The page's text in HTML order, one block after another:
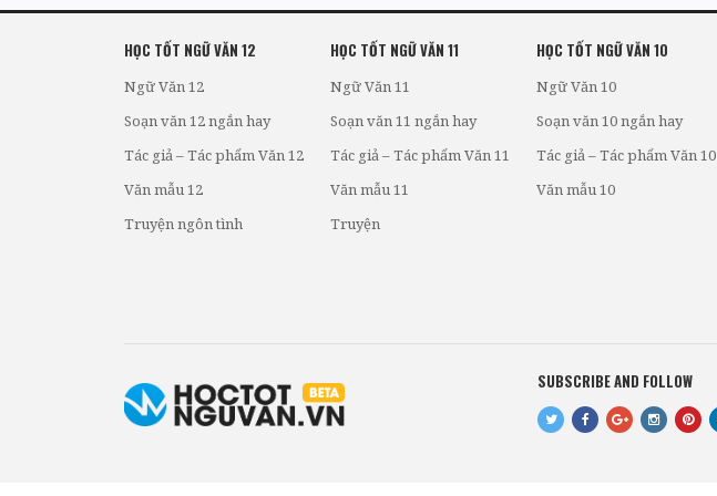
HỌC TỐT NGỮ VĂN 12
Ngữ Văn 12
Soạn văn 12 ngắn hay
Tác giả – Tác phẩm Văn 12
Văn mẫu 12
Truyện ngôn tình
HỌC TỐT NGỮ VĂN 11
Ngữ Văn 11
Soạn văn 11 ngắn hay
Tác giả – Tác phẩm Văn 11
Văn mẫu 11
Truyện
HỌC TỐT NGỮ VĂN 10
Ngữ Văn 10
Soạn văn 10 ngắn hay
Tác giả – Tác phẩm Văn 10
Văn mẫu 10
SUBSCRIBE AND FOLLOW